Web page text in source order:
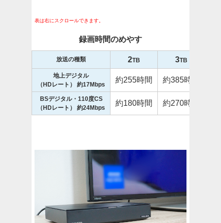
表は右にスクロールできます。
録画時間のめやす
放送の種類 2TB 3TB
地上デジタル
（HDレート） 約17Mbps
約255時間 約385時間
BSデジタル・110度CS
（HDレート） 約24Mbps
約180時間 約270時間